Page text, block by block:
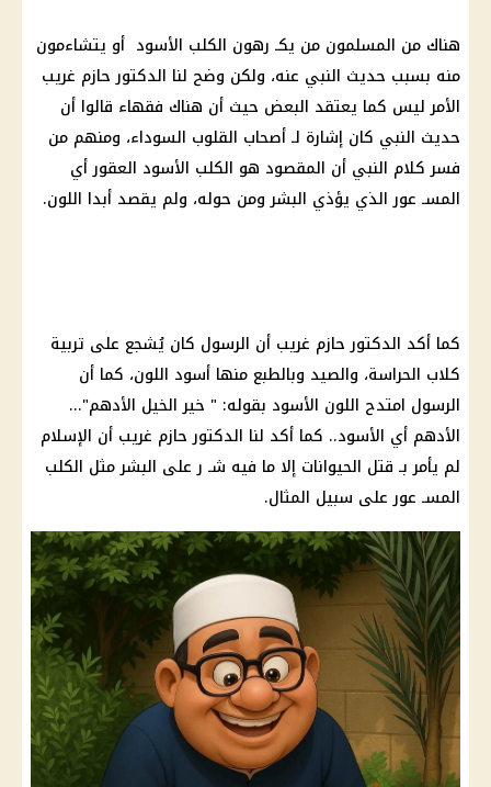
هناك من المسلمون من يكـ رهون الكلب الأسود أو يتشاءمون
منه بسبب حديث النبي عنه، ولكن وضح لنا الدكتور حازم غريب
الأمر ليس كما يعتقد البعض حيث أن هناك فقهاء قالوا أن
حديث النبي كان إشارة لـ أصحاب القلوب السوداء، ومنهم من
فسر كلام النبي أن المقصود هو الكلب الأسود العقور أي
المسـ عور الذي يؤذي البشر ومن حوله، ولم يقصد أبدا اللون.
كما أكد الدكتور حازم غريب أن الرسول كان يُشجع على تربية
كلاب الحراسة، والصيد وبالطبع منها أسود اللون، كما أن
الرسول امتدح اللون الأسود بقوله: " خير الخيل الأدهم"...
الأدهم أي الأسود.. كما أكد لنا الدكتور حازم غريب أن الإسلام
لم يأمر بـ قتل الحيوانات إلا ما فيه شـ ر على البشر مثل الكلب
المسـ عور على سبيل المثال.